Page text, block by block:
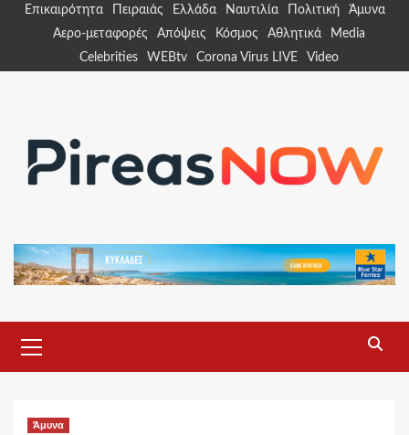
Επικαιρότητα Πειραιάς Ελλάδα Ναυτιλία Πολιτική
Άμυνα
Αερο-μεταφορές
Απόψεις Κόσμος Αθλητικά
Media
Celebrities
WEBtv Corona Virus LIVE Video
Menu
Άμυνα